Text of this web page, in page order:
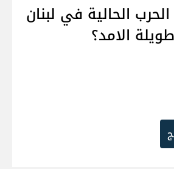
الحالية في لبنان
الامد؟